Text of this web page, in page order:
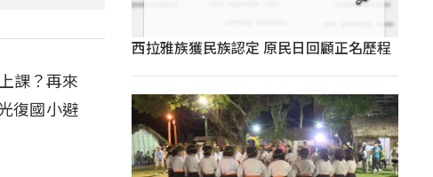
課？再來
復國小避
西拉雅族獲民族認定 原民日回顧正名歷程